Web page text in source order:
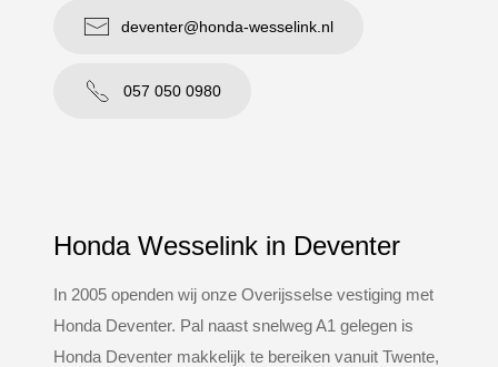
deventer@honda-wesselink.nl
057 050 0980
Honda Wesselink in Deventer
In 2005 openden wij onze Overijsselse vestiging met
Honda Deventer. Pal naast snelweg A1 gelegen is
Honda Deventer makkelijk te bereiken vanuit Twente,